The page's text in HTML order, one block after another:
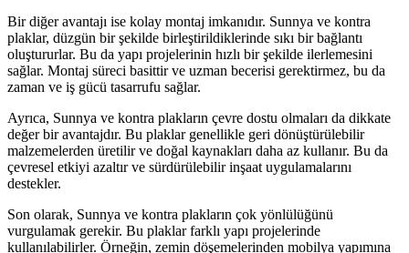
Bir diğer avantajı ise kolay montaj imkanıdır. Sunnya ve kontra
plaklar, düzgün bir şekilde birleştirildiklerinde sıkı bir bağlantı
oluştururlar. Bu da yapı projelerinin hızlı bir şekilde ilerlemesini
sağlar. Montaj süreci basittir ve uzman becerisi gerektirmez, bu da
zaman ve iş gücü tasarrufu sağlar.
Ayrıca, Sunnya ve kontra plakların çevre dostu olmaları da dikkate
değer bir avantajdır. Bu plaklar genellikle geri dönüştürülebilir
malzemelerden üretilir ve doğal kaynakları daha az kullanır. Bu da
çevresel etkiyi azaltır ve sürdürülebilir inşaat uygulamalarını
destekler.
Son olarak, Sunnya ve kontra plakların çok yönlülüğünü
vurgulamak gerekir. Bu plaklar farklı yapı projelerinde
kullanılabilirler. Örneğin, zemin döşemelerinden mobilya yapımına